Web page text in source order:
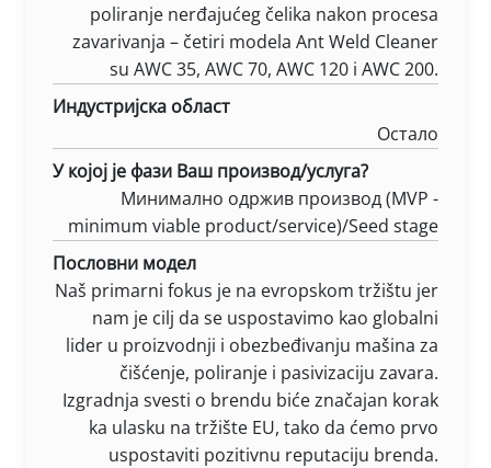
poliranje nerđajućeg čelika nakon procesa
zavarivanja – četiri modela Ant Weld Cleaner
su AWC 35, AWC 70, AWC 120 i AWC 200.
Индустријска област
Остало
У којој је фази Ваш производ/услуга?
Минимално одржив производ (MVP -
minimum viable product/service)/Seed stage
Пословни модел
Naš primarni fokus je na evropskom tržištu jer
nam je cilj da se uspostavimo kao globalni
lider u proizvodnji i obezbeđivanju mašina za
čišćenje, poliranje i pasivizaciju zavara.
Izgradnja svesti o brendu biće značajan korak
ka ulasku na tržište EU, tako da ćemo prvo
uspostaviti pozitivnu reputaciju brenda.